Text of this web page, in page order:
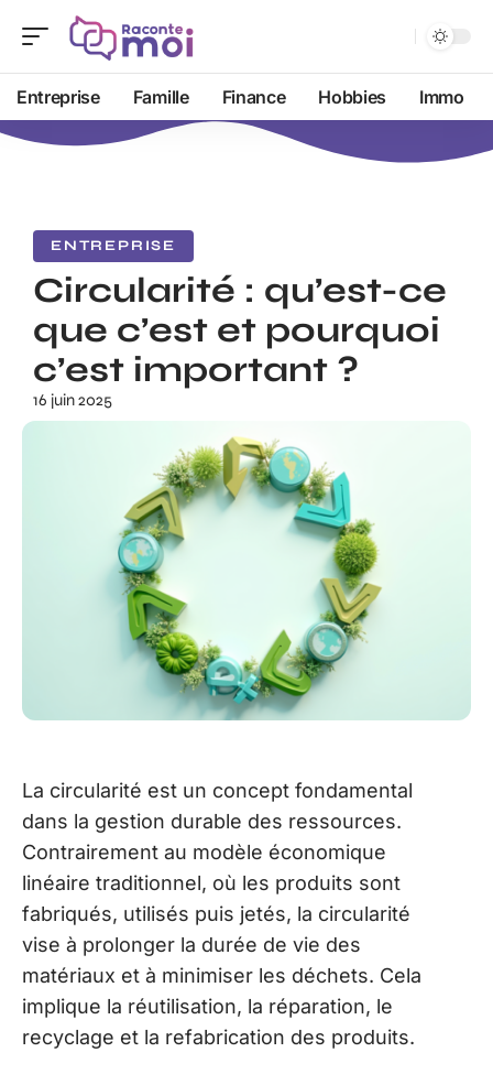
Entreprise Famille Finance Hobbies Immo
ENTREPRISE
Circularité : qu’est-ce
que c’est et pourquoi
c’est important ?
16 juin 2025
La circularité est un concept fondamental
dans la gestion durable des ressources.
Contrairement au modèle économique
linéaire traditionnel, où les produits sont
fabriqués, utilisés puis jetés, la circularité
vise à prolonger la durée de vie des
matériaux et à minimiser les déchets. Cela
implique la réutilisation, la réparation, le
recyclage et la refabrication des produits.